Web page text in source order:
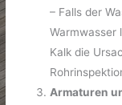
– Falls der
Warmwasser
Kalk die
Armaturen